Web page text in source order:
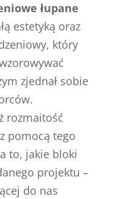
łupane
estetyką oraz
który
zjednał sobie
rozmaitość
pomocą tego
to, jakie bloki
projektu –
do nas